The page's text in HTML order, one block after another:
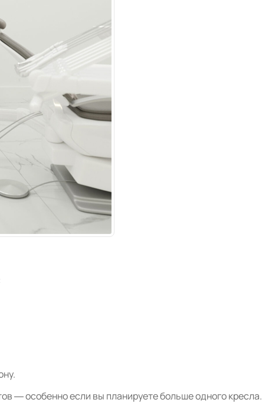
— особенно если вы планируете больше одного кресла.